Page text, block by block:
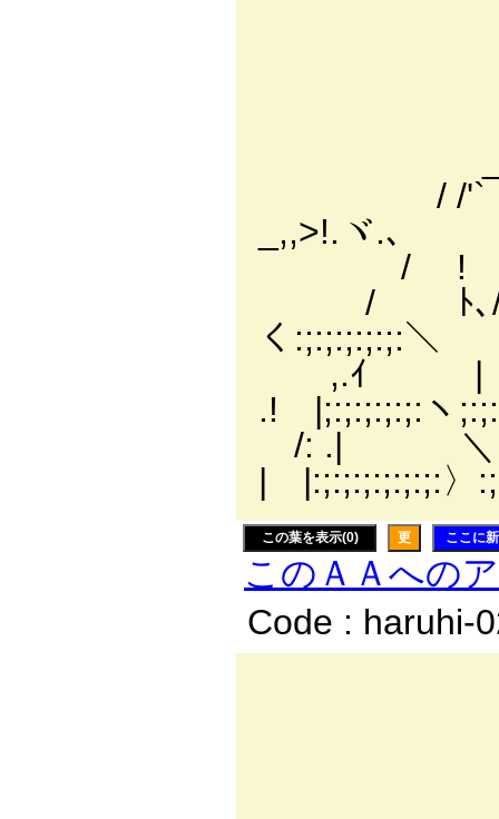
/ /'` ｊ ,r
_,,>!.ヾ.､
/ ! ,' _ , '
/ ﾄ､/ﾞ /
く:;:;:;:;:;:＼
,.ｲ | ＼
.! |;:;:;:;:;:ヽ
/: .| ＼ //
| |:;:;:;:;:;:;:〉
この葉を表示(0) 更 ここに
このＡＡへの
Code : haruhi-